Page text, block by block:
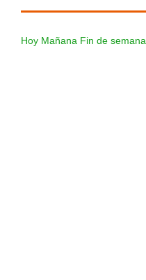
Hoy Mañana Fin de semana